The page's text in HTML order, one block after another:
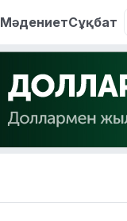
МәдениетСұқбат